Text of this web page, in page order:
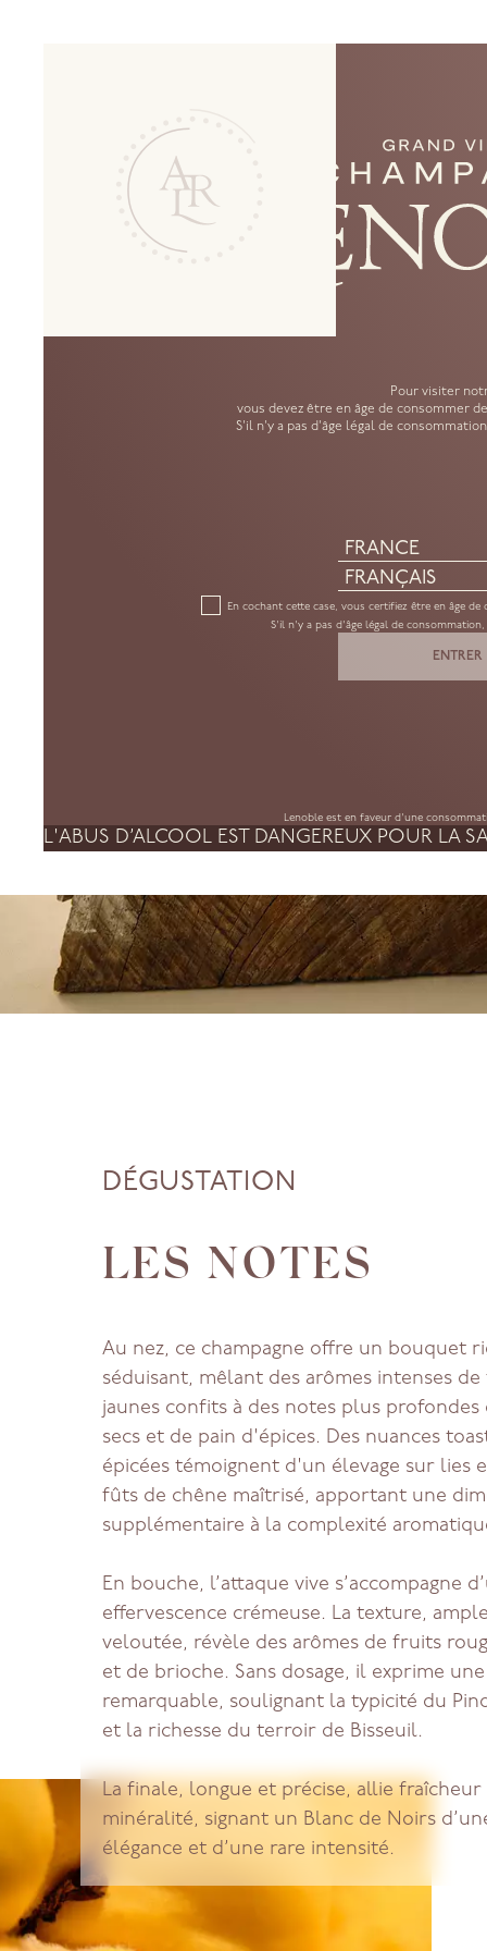
Pour visiter
vous devez être en âge de consommer
S'il n'y a pas d'âge légal de
En cochant cette case, vous certifiez être en âge
S'il n'y a pas d'âge légal de consommation,
ENTRER
Lenoble est en faveur d'une
L'ABUS D’ALCOOL EST DANGEREUX POUR LA
DÉGUSTATION
LES NOTES
Au nez, ce champagne offre un bouquet
séduisant, mêlant des arômes intenses
jaunes confits à des notes plus
secs et de pain d'épices. Des nuances
épicées témoignent d'un élevage sur lies
fûts de chêne maîtrisé, apportant une
supplémentaire à la complexité
En bouche, l’attaque vive s’accompagne
effervescence crémeuse. La texture,
veloutée, révèle des arômes de fruits
et de brioche. Sans dosage, il exprime
remarquable, soulignant la typicité du
et la richesse du terroir de Bisseuil.
La finale, longue et précise, allie fraîcheur
minéralité, signant un Blanc de Noirs
élégance et d’une rare intensité.